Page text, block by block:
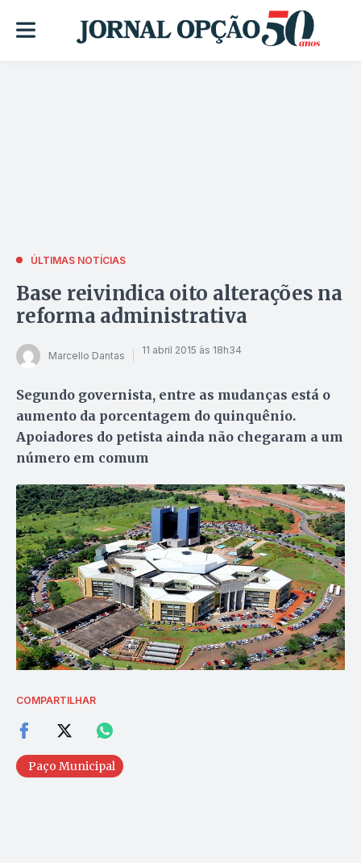
ÚLTIMAS NOTÍCIAS
Base reivindica oito alterações na
reforma administrativa
Marcello Dantas 11 abril 2015 às 18h34
Segundo governista, entre as mudanças está o
aumento da porcentagem do quinquênio.
Apoiadores do petista ainda não chegaram a um
número em comum
COMPARTILHAR
Paço Municipal